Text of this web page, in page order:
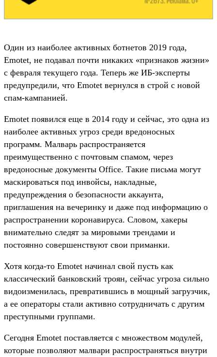
Один из наиболее активных ботнетов 2019 года,
Emotet, не подавал почти никаких «признаков жизни»
с февраля текущего года. Теперь же ИБ-эксперты
предупредили, что Emotet вернулся в строй с новой
спам-кампанией. ­
Emotet появился еще в 2014 году и сейчас, это одна из
наиболее активных угроз среди вредоносных
программ. Малварь распространяется
преимущественно с почтовым спамом, через
вредоносные документы Office. Такие письма могут
маскироваться под инвойсы, накладные,
предупреждения о безопасности аккаунта,
приглашения на вечеринку и даже под информацию о
распространении коронавируса. Словом, хакеры
внимательно следят за мировыми трендами и
постоянно совершенствуют свои приманки.
Хотя когда-то Emotet начинал свой пусть как
классический банковский троян, сейчас угроза сильно
видоизменилась, превратившись в мощный загрузчик,
а ее операторы стали активно сотрудничать с другим
преступными группами.
Сегодня Emotet поставляется с множеством модулей,
которые позволяют малвари распространяться внутри